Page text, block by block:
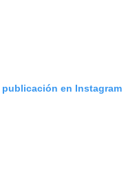
publicación en Instagram